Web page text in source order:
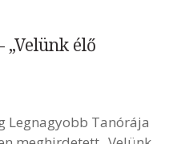
élő
Legnagyobb Tanórája